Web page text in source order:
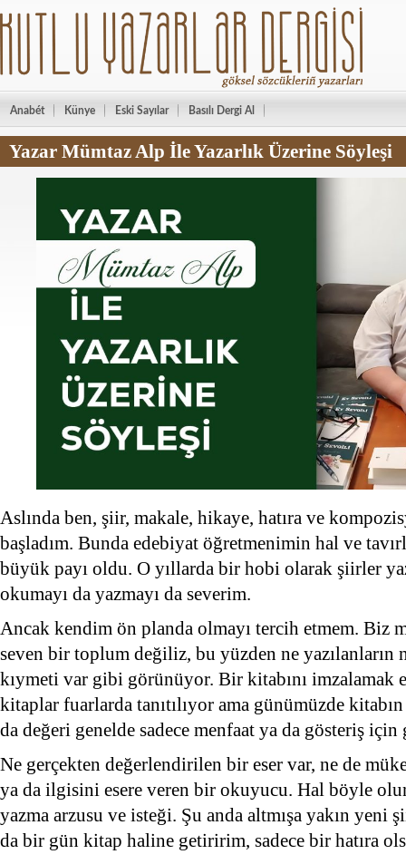
Anabét Künye Eski Sayılar Basılı Dergi Al
Yazar Mümtaz Alp İle Yazarlık Üzerine Söyleşi
Aslında ben, şiir, makale, hikaye, hatıra ve
başladım. Bunda edebiyat öğretmenimin hal ve
büyük payı oldu. O yıllarda bir hobi olarak şiirler
okumayı da yazmayı da severim.
Ancak kendim ön planda olmayı tercih etmem. Biz
seven bir toplum değiliz, bu yüzden ne yazılanların
kıymeti var gibi görünüyor. Bir kitabını imzalamak
kitaplar fuarlarda tanıtılıyor ama günümüzde
da değeri genelde sadece menfaat ya da gösteriş
Ne gerçekten değerlendirilen bir eser var, ne de
ya da ilgisini esere veren bir okuyucu. Hal böyle
yazma arzusu ve isteği. Şu anda altmışa yakın yeni
da bir gün kitap haline getiririm, sadece bir hatıra